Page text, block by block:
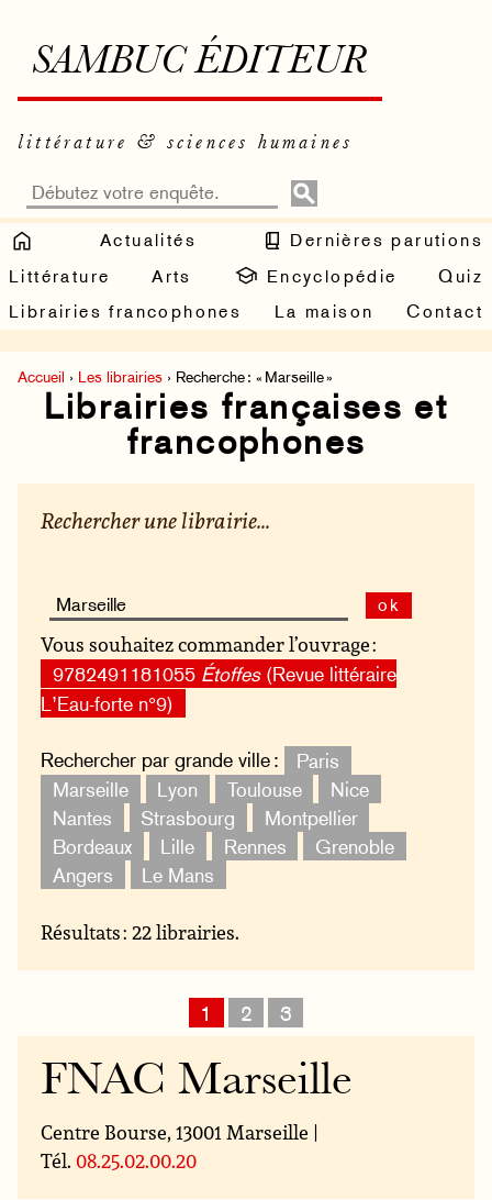
SAMBUC ÉDITEUR
littérature & sciences humaines
Actualités
Dernières parutions
Littérature
Arts Encyclopédie
Quiz
Librairies francophones
La maison Contact
Accueil › Les librairies › Recherche : « Marseille »
Librairies françaises et
francophones
Rechercher une librairie...
ok
Vous souhaitez commander l’ouvrage :
9782491181055 Étoffes(Revue littéraire
L’Eau-forte n°9)
Rechercher par grande ville :
Paris
Marseille
Lyon Toulouse
Nice
Nantes
Strasbourg
Montpellier
Bordeaux
Lille Rennes
Grenoble
Angers
Le Mans
Résultats : 22 librairies.
1 2 3
FNAC Marseille
Centre Bourse, 13001 Marseille |
Tél. 08.25.02.00.20